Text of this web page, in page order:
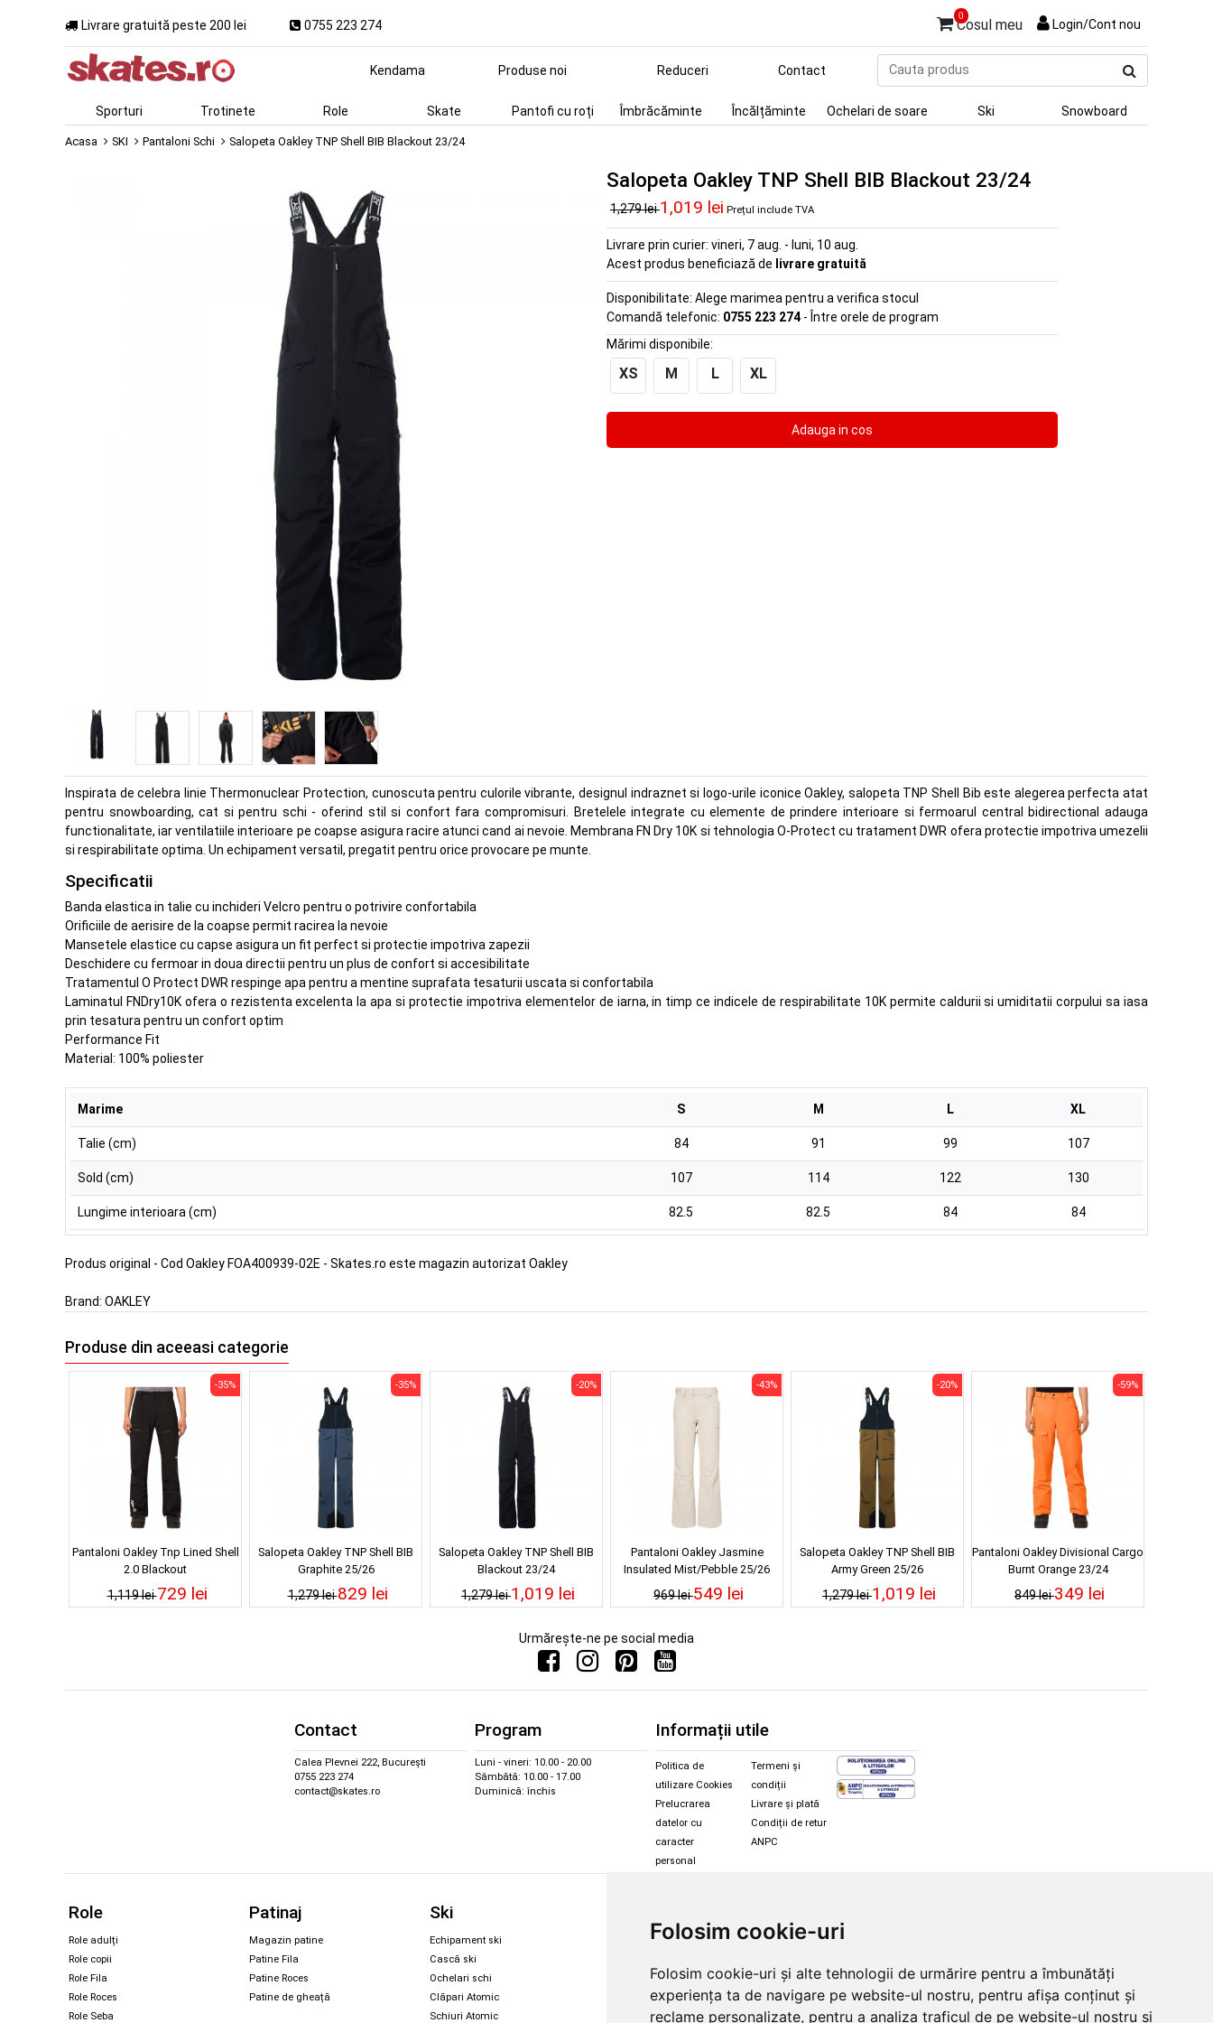
Folosim cookie-uri
Folosim cookie-uri și alte tehnologii de urmărire pentru a îmbunătăți
experiența ta de navigare pe website-ul nostru, pentru afișa conținut și
reclame personalizate, pentru a analiza traficul de pe website-ul nostru și
Livrare gratuită peste 200 lei 0755 223 274
0
Cosul meu Login/Cont nou
produs
Kendama Produse noi Reduceri Contact
Sporturi Trotinete Role Skate Pantofi cu roți Îmbrăcăminte Încălțăminte Ochelari de soare Ski Snowboard
Acasa SKI Pantaloni Schi Salopeta Oakley TNP Shell BIB Blackout 23/24
Salopeta Oakley TNP Shell BIB Blackout 23/24
1,279 lei1,019 lei Prețul include TVA
Livrare prin curier: vineri, 7 aug. - luni, 10 aug.
Acest produs beneficiază de livrare gratuită
Disponibilitate: Alege marimea pentru a verifica stocul
Comandă telefonic: 0755 223 274 - Între orele de program
Mărimi disponibile:
XS M L XL
Inspirata de celebra linie Thermonuclear Protection, cunoscuta pentru culorile vibrante, designul indraznet si logo-urile iconice Oakley, salopeta TNP Shell Bib este alegerea perfecta atat
pentru snowboarding, cat si pentru schi - oferind stil si confort fara compromisuri. Bretelele integrate cu elemente de prindere interioare si fermoarul central bidirectional adauga
functionalitate, iar ventilatiile interioare pe coapse asigura racire atunci cand ai nevoie. Membrana FN Dry 10K si tehnologia O-Protect cu tratament DWR ofera protectie impotriva umezelii
si respirabilitate optima. Un echipament versatil, pregatit pentru orice provocare pe munte.
Specificatii
Banda elastica in talie cu inchideri Velcro pentru o potrivire confortabila
Orificiile de aerisire de la coapse permit racirea la nevoie
Mansetele elastice cu capse asigura un fit perfect si protectie impotriva zapezii
Deschidere cu fermoar in doua directii pentru un plus de confort si accesibilitate
Tratamentul O Protect DWR respinge apa pentru a mentine suprafata tesaturii uscata si confortabila
Laminatul FNDry10K ofera o rezistenta excelenta la apa si protectie impotriva elementelor de iarna, in timp ce indicele de respirabilitate 10K permite caldurii si umiditatii corpului sa iasa
prin tesatura pentru un confort optim
Performance Fit
Material: 100% poliester
Marime S M L XL
Talie (cm) 84 91 99 107
Sold (cm) 107 114 122 130
Lungime interioara (cm) 82.5 82.5 84 84
Produs original - Cod Oakley FOA400939-02E - Skates.ro este magazin autorizat Oakley
Brand: OAKLEY
Produse din aceeasi categorie
Pantaloni Oakley Tnp Lined Shell
2.0 Blackout
1,119 lei
-35%
729 lei
Salopeta Oakley TNP Shell BIB
Graphite 25/26
1,279 lei
-35%
829 lei
Salopeta Oakley TNP Shell BIB
Blackout 23/24
1,279 lei
-20%
1,019 lei
Pantaloni Oakley Jasmine
Insulated Mist/Pebble 25/26
969 lei
-43%
549 lei
Salopeta Oakley TNP Shell BIB
Army Green 25/26
1,279 lei
-20%
1,019 lei
Pantaloni Oakley Divisional Cargo
Burnt Orange 23/24
849 lei
-59%
349 lei
Urmărește-ne pe social media
Contact
Calea Plevnei 222, București
0755 223 274
contact@skates.ro
Program
Luni - vineri: 10.00 - 20.00
Sâmbătă: 10.00 - 17.00
Duminică: închis
Informații utile
Politica de
utilizare Cookies
Prelucrarea
datelor cu
caracter
personal
Termeni și
condiții
Livrare și plată
Condiții de retur
ANPC
Role
Role adulți
Role copii
Role Fila
Role Roces
Role Seba
Patinaj
Magazin patine
Patine Fila
Patine Roces
Patine de gheață
Ski
Echipament ski
Cască ski
Ochelari schi
Clăpari Atomic
Schiuri Atomic
Magazin snowboard
Legături Rome SDS
Skate & longboard
Îmbrăcăminte schi și snowboard
Căști și ochelari Alpina
Ochelari Oakley
Ochelari Alpina
Ochelari de soare Oakley
Ochelari de soare Alpina
Intretinere manusi